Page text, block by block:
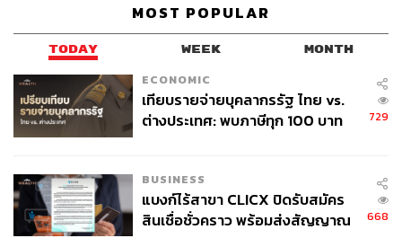
การซื้อขายครั้งนี้ประกอบไปด้วย 7 แพ็กเกจ หลังจากที่ขา
ประจำทั้งสองได้คว้าไปแล้ว 5 แพ็กเกจด้วยเม็ดเงิน 4.46 พัน
ล้านปอนด์ ซึ่งน้อยกว่าสถิติสูงสุดครั้งที่แล้วอยู่ที่ 5.14 พันล้าน
ปอนด์ หลายฝ่ายคาดว่าสองแพ็กเกจที่เหลือ ซึ่งเป็นลิขสิทธิ์
ถ่ายทอดสดเกมกลางสัปดาห์และเกมในวันหยุดธนาคารของ
ประเทศอังกฤษ จะเป็นบริษัทหน้าใหม่ของที่มีช่องทาง
ถ่ายทอดสดผ่านระบบอินเทอร์เน็ต
Telegraph สำนักข่าวในประเทศอังกฤษ เชื่อว่าสองแพ็กเกจที่
เหลืออาจตกเป็นของ Amazon ที่คาดว่าจะไม่ซื้อแพ็กเกจที่
แพงที่สุด แต่อาจจะมองหาแพ็กเกจที่ถูกลงมา ขณะที่
MOST POPULAR
TODAY WEEK MONTH
ECONOMIC
เทียบรายจ่ายบุคลากรรัฐ ไทย vs.
ต่างประเทศ: พบภาษีทุก 100 บาท
729
BUSINESS
แบงก์ไร้สาขา CLICX ปิดรับสมัคร
สินเชื่อชั่วคราว พร้อมส่งสัญญาณ
668